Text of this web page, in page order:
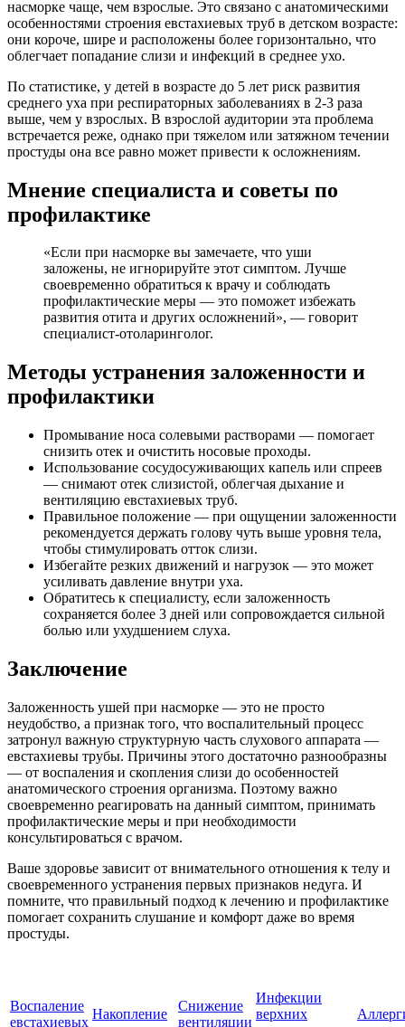
насморке чаще, чем взрослые. Это связано с анатомическими
особенностями строения евстахиевых труб в детском возрасте:
они короче, шире и расположены более горизонтально, что
облегчает попадание слизи и инфекций в среднее ухо.
По статистике, у детей в возрасте до 5 лет риск развития
среднего уха при респираторных заболеваниях в 2-3 раза
выше, чем у взрослых. В взрослой аудитории эта проблема
встречается реже, однако при тяжелом или затяжном течении
простуды она все равно может привести к осложнениям.
Мнение специалиста и советы по
профилактике
«Если при насморке вы замечаете, что уши
заложены, не игнорируйте этот симптом. Лучше
своевременно обратиться к врачу и соблюдать
профилактические меры — это поможет избежать
развития отита и других осложнений», — говорит
специалист-отоларинголог.
Методы устранения заложенности и
профилактики
Промывание носа солевыми растворами — помогает
снизить отек и очистить носовые проходы.
Использование сосудосуживающих капель или спреев
— снимают отек слизистой, облегчая дыхание и
вентиляцию евстахиевых труб.
Правильное положение — при ощущении заложенности
рекомендуется держать голову чуть выше уровня тела,
чтобы стимулировать отток слизи.
Избегайте резких движений и нагрузок — это может
усиливать давление внутри уха.
Обратитесь к специалисту, если заложенность
сохраняется более 3 дней или сопровождается сильной
болью или ухудшением слуха.
Заключение
Заложенность ушей при насморке — это не просто
неудобство, а признак того, что воспалительный процесс
затронул важную структурную часть слухового аппарата —
евстахиевы трубы. Причины этого достаточно разнообразны
— от воспаления и скопления слизи до особенностей
анатомического строения организма. Поэтому важно
своевременно реагировать на данный симптом, принимать
профилактические меры и при необходимости
консультироваться с врачом.
Ваше здоровье зависит от внимательного отношения к телу и
своевременного устранения первых признаков недуга. И
помните, что правильный подход к лечению и профилактике
помогает сохранить слушание и комфорт даже во время
простуды.
Воспаление
евстахиевых
Накопление
Снижение
вентиляции
Инфекции
верхних